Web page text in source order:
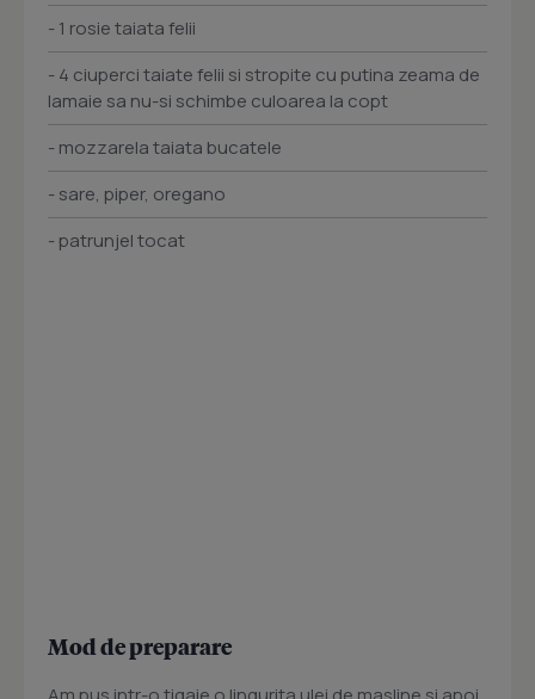
- 1 rosie taiata felii
- 4 ciuperci taiate felii si stropite cu putina zeama de
lamaie sa nu-si schimbe culoarea la copt
- mozzarela taiata bucatele
- sare, piper, oregano
- patrunjel tocat
Mod de preparare